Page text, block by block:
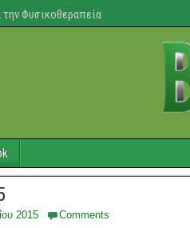
την Φυσικοθεραπεία
2015 Comments